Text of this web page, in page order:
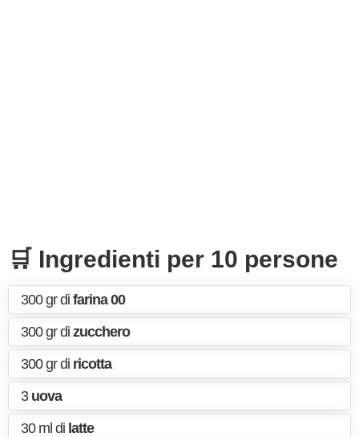
🛒 Ingredienti per 10 persone
300 gr di farina 00
300 gr di zucchero
300 gr di ricotta
3 uova
30 ml di latte